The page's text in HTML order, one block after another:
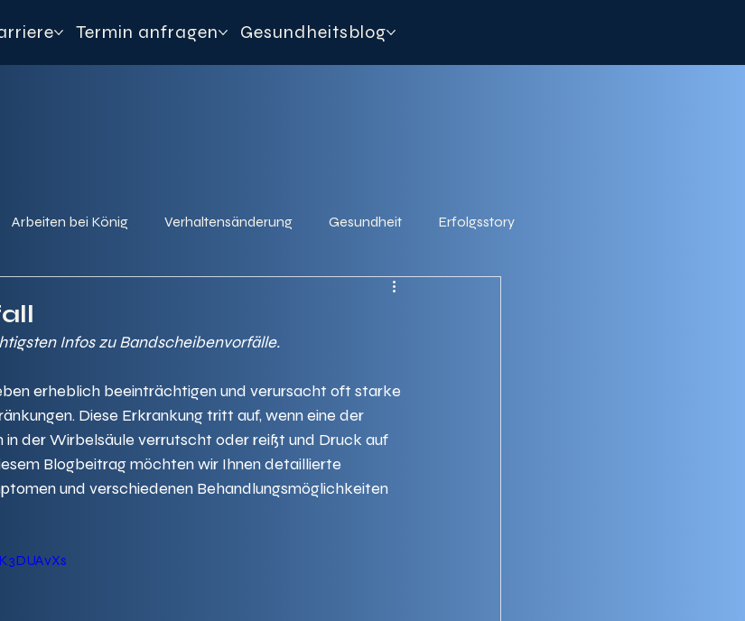
Termin anfragen Gesundheitsblog
Arbeiten bei König Verhaltensänderung Gesundheit Erfolgsstory
Infos zu Bandscheibenvorfälle.
erheblich beeinträchtigen und verursacht oft starke
Diese Erkrankung tritt auf, wenn eine der
der Wirbelsäule verrutscht oder reißt und Druck auf
Blogbeitrag möchten wir Ihnen detaillierte
und verschiedenen Behandlungsmöglichkeiten